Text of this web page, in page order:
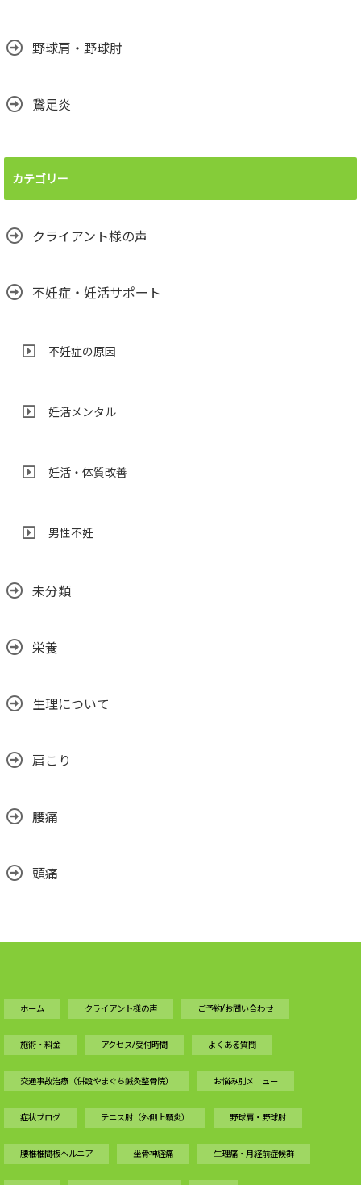
野球肩・野球肘
鵞足炎
カテゴリー
クライアント様の声
不妊症・妊活サポート
不妊症の原因
妊活メンタル
妊活・体質改善
男性不妊
未分類
栄養
生理について
肩こり
腰痛
頭痛
ホーム クライアント様の声 ご予約/お問い合わせ
施術・料金 アクセス/受付時間 よくある質問
交通事故治療（併設やまぐち鍼灸整骨院） お悩み別メニュー
症状ブログ テニス肘（外側上顆炎） 野球肩・野球肘
腰椎椎間板ヘルニア 坐骨神経痛 生理痛・月経前症候群